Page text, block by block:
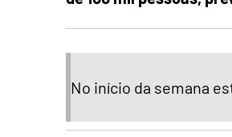
No início da semana